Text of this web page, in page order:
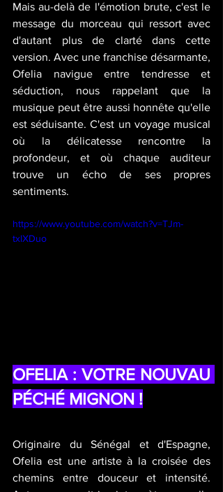
Mais au-delà de l'émotion brute, c'est le
message du morceau qui ressort avec
d'autant plus de clarté dans cette
version. Avec une franchise désarmante,
Ofelia navigue entre tendresse et
séduction, nous rappelant que la
musique peut être aussi honnête qu'elle
est séduisante. C'est un voyage musical
où la délicatesse rencontre la
profondeur, et où chaque auditeur
trouve un écho de ses propres
sentiments.
https://www.youtube.com/watch?v=TJm-
txlXDuo
OFELIA : VOTRE NOUVAU
PÉCHÉ MIGNON !
Originaire du Sénégal et d'Espagne,
Ofelia est une artiste à la croisée des
chemins entre douceur et intensité.